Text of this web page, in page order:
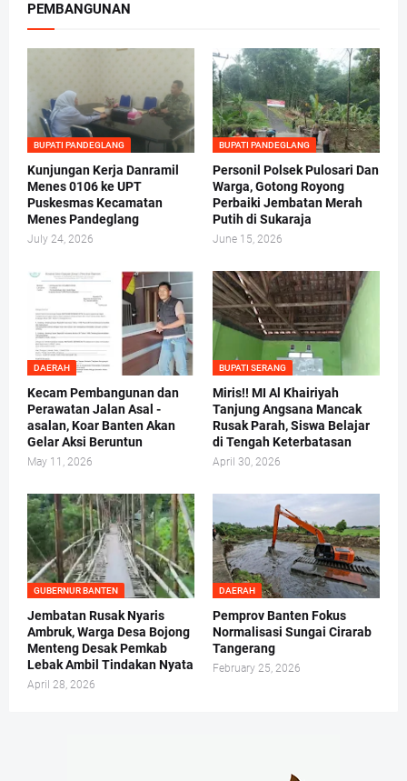
PEMBANGUNAN
BUPATI PANDEGLANG
Kunjungan Kerja Danramil
Menes 0106 ke UPT
Puskesmas Kecamatan
Menes Pandeglang
July 24, 2026
BUPATI PANDEGLANG
Personil Polsek Pulosari Dan
Warga, Gotong Royong
Perbaiki Jembatan Merah
Putih di Sukaraja
June 15, 2026
DAERAH
Kecam Pembangunan dan
Perawatan Jalan Asal -
asalan, Koar Banten Akan
Gelar Aksi Beruntun
May 11, 2026
BUPATI SERANG
Miris!! MI Al Khairiyah
Tanjung Angsana Mancak
Rusak Parah, Siswa Belajar
di Tengah Keterbatasan
April 30, 2026
GUBERNUR BANTEN
Jembatan Rusak Nyaris
Ambruk, Warga Desa Bojong
Menteng Desak Pemkab
Lebak Ambil Tindakan Nyata
April 28, 2026
DAERAH
Pemprov Banten Fokus
Normalisasi Sungai Cirarab
Tangerang
February 25, 2026